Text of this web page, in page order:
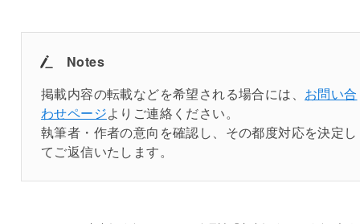
Notes
掲載内容の転載などを希望される場合には、 お問い合
わせページよりご連絡ください。
執筆者・作者の意向を確認し、その都度対応を決定し
てご返信いたします。